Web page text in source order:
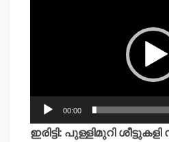
00:00
ഇരിട്ടി: പുള്ളിമുറി